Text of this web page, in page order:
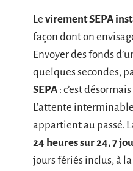
Le virement SEPA
façon dont on
Envoyer des fonds
quelques secondes,
SEPA : c’est
L’attente
appartient au passé.
24 heures sur 24, 7
jours fériés inclus, à